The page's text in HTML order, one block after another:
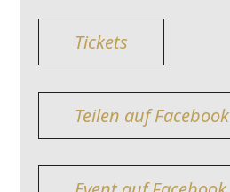
Tickets
Teilen auf Facebook